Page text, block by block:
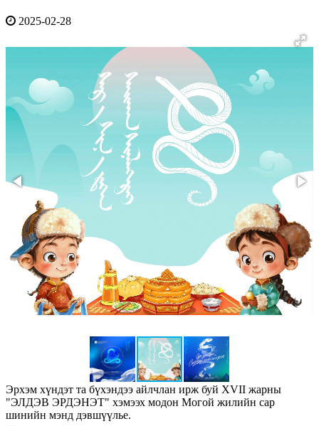
2025-02-28
Эрхэм хүндэт та бүхэндээ айлчлан ирж буй XVII жарны
"ЭЛДЭВ ЭРДЭНЭТ" хэмээх модон Могой жилийн сар
шинийн мэнд дэвшүүлье.